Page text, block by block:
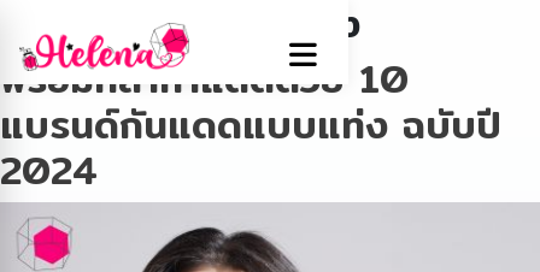
Tag:กันแดดแบบแท่ง
พร้อมกล้าท้าแดดด้วย 10
แบรนด์กันแดดแบบแท่ง ฉบับปี
2024